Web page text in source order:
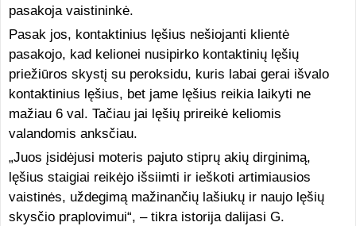
pasakoja vaistininkė.
Pasak jos, kontaktinius lęšius nešiojanti klientė
pasakojo, kad kelionei nusipirko kontaktinių lęšių
priežiūros skystį su peroksidu, kuris labai gerai išvalo
kontaktinius lęšius, bet jame lęšius reikia laikyti ne
mažiau 6 val. Tačiau jai lęšių prireikė keliomis
valandomis anksčiau.
„Juos įsidėjusi moteris pajuto stiprų akių dirginimą,
lęšius staigiai reikėjo išsiimti ir ieškoti artimiausios
vaistinės, uždegimą mažinančių lašiukų ir naujo lęšių
skysčio praplovimui“, – tikra istorija dalijasi G.